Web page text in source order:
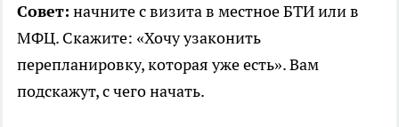
Совет: начните с визита в местное БТИ или в
МФЦ. Скажите: «Хочу узаконить
перепланировку, которая уже есть». Вам
подскажут, с чего начать.